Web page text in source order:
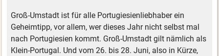
Groß-Umstadt ist für alle Portugiesienliebhaber ein
Geheimtipp, vor allem, wer dieses Jahr nicht selbst mal
nach Portugiesien kommt. Groß-Umstadt gilt nämlich als
Klein-Portugal. Und vom 26. bis 28. Juni, also in Kürze,